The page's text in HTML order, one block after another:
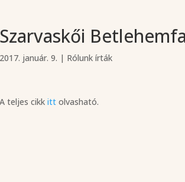
Szarvaskői
2017. január. 9. | Rólunk írták
A teljes cikkitt olvasható.